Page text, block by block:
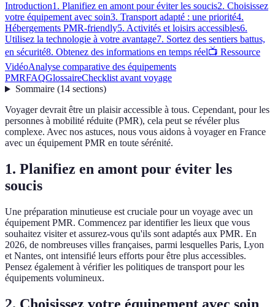
Introduction1. Planifiez en amont pour éviter les soucis2. Choisissez
votre équipement avec soin3. Transport adapté : une priorité4.
Hébergements PMR-friendly5. Activités et loisirs accessibles6.
Utilisez la technologie à votre avantage7. Sortez des sentiers battus,
en sécurité8. Obtenez des informations en temps réel📺 Ressource
VidéoAnalyse comparative des équipements
PMRFAQGlossaireChecklist avant voyage
Sommaire(14 sections)
Voyager devrait être un plaisir accessible à tous. Cependant, pour les
personnes à mobilité réduite (PMR), cela peut se révéler plus
complexe. Avec nos astuces, nous vous aidons à voyager en France
avec un équipement PMR en toute sérénité.
1. Planifiez en amont pour éviter les
soucis
Une préparation minutieuse est cruciale pour un voyage avec un
équipement PMR. Commencez par identifier les lieux que vous
souhaitez visiter et assurez-vous qu'ils sont adaptés aux PMR. En
2026, de nombreuses villes françaises, parmi lesquelles Paris, Lyon
et Nantes, ont intensifié leurs efforts pour être plus accessibles.
Pensez également à vérifier les politiques de transport pour les
équipements volumineux.